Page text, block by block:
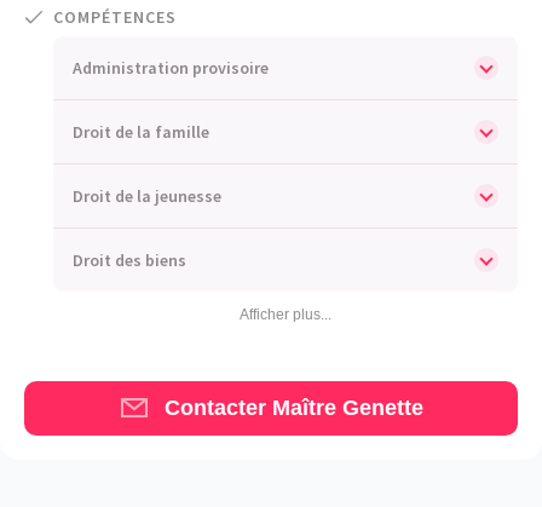
COMPÉTENCES
Administration provisoire
Droit de la famille
Droit de la jeunesse
Droit des biens
Afficher plus...
Contacter Maître Genette